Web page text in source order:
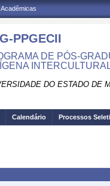
PPGECII
DE PÓS-
DO ESTADO DE
Calendário Processos